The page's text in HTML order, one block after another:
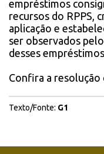
empréstimos
recursos do RPPS,
aplicação e
ser observados
desses
Confira a resolução
Texto/Fonte: G1